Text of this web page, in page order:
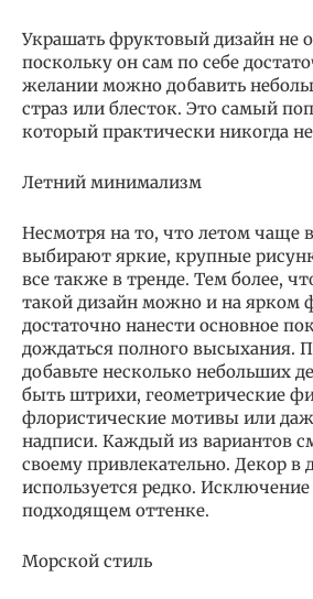
Украшать фруктовый дизайн не
поскольку он сам по себе
желании можно добавить
страз или блесток. Это самый
который практически никогда
Летний минимализм
Несмотря на то, что летом чаще
выбирают яркие, крупные
все также в тренде. Тем более,
такой дизайн можно и на ярком
достаточно нанести основное
дождаться полного высыхания.
добавьте несколько небольших
быть штрихи, геометрические
флористические мотивы или
надписи. Каждый из вариантов
своему привлекательно. Декор в
используется редко.
подходящем оттенке.
Морской стиль